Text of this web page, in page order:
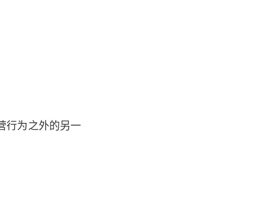
行为之外的另一